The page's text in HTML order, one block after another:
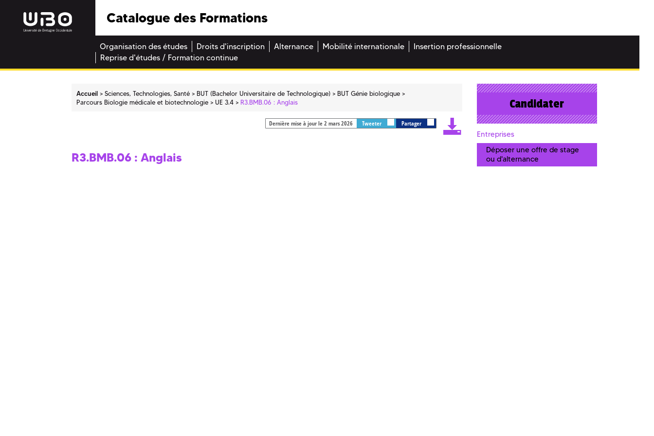
Catalogue des Formations
Organisation des études Droits d'inscription Alternance Mobilité internationale
Insertion professionnelle
Reprise d'études / Formation continue
Accueil Sciences, Technologies, Santé BUT (Bachelor Universitaire de Technologique)
BUT Génie biologique
Parcours Biologie médicale et biotechnologie
UE 3.4 R3.BMB.06 : Anglais
Dernière mise à jour le 2 mars 2026 Tweeter Partager
R3.BMB.06 : Anglais
Candidater
Entreprises
Déposer une offre de stage
ou d'alternance